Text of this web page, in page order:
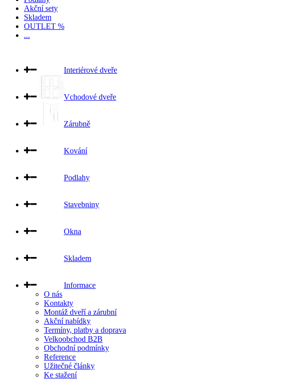
Akční sety
Skladem
OUTLET %
...
Interiérové dveře
Vchodové dveře
Zárubně
Kování
Podlahy
Stavebniny
Okna
Skladem
Informace
O nás
Kontakty
Montáž dveří a zárubní
Akční nabídky
Termíny, platby a doprava
Velkoobchod B2B
Obchodní podmínky
Reference
Užitečné články
Ke stažení